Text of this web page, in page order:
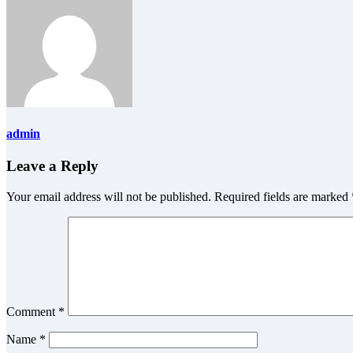
admin
Leave a Reply
Your email address will not be published. Required fields are marked
Comment *
Name *